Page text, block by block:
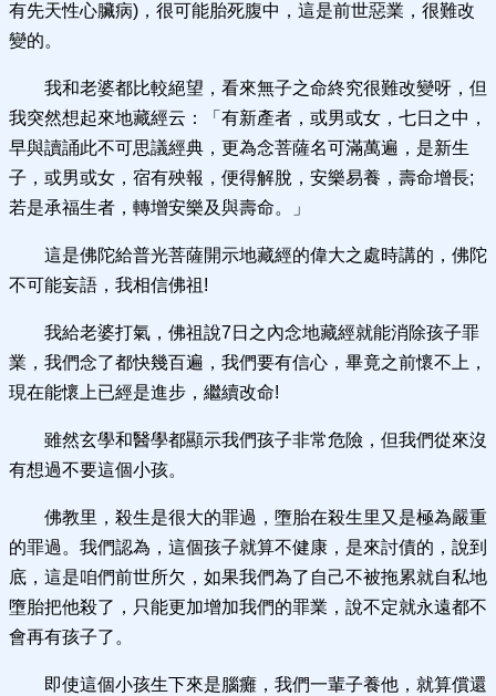
有先天性心臟病)，很可能胎死腹中，這是前世惡業，很難改
變的。
我和老婆都比較絕望，看來無子之命終究很難改變呀，但
我突然想起來地藏經云：「有新產者，或男或女，七日之中，
早與讀誦此不可思議經典，更為念菩薩名可滿萬遍，是新生
子，或男或女，宿有殃報，便得解脫，安樂易養，壽命增長;
若是承福生者，轉增安樂及與壽命。」
這是佛陀給普光菩薩開示地藏經的偉大之處時講的，佛陀
不可能妄語，我相信佛祖!
我給老婆打氣，佛祖說7日之內念地藏經就能消除孩子罪
業，我們念了都快幾百遍，我們要有信心，畢竟之前懷不上，
現在能懷上已經是進步，繼續改命!
雖然玄學和醫學都顯示我們孩子非常危險，但我們從來沒
有想過不要這個小孩。
佛教里，殺生是很大的罪過，墮胎在殺生里又是極為嚴重
的罪過。我們認為，這個孩子就算不健康，是來討債的，說到
底，這是咱們前世所欠，如果我們為了自己不被拖累就自私地
墮胎把他殺了，只能更加增加我們的罪業，說不定就永遠都不
會再有孩子了。
即使這個小孩生下來是腦癱，我們一輩子養他，就算償還